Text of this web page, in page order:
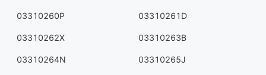
03310260P 03310261D
03310262X 03310263B
03310264N 03310265J